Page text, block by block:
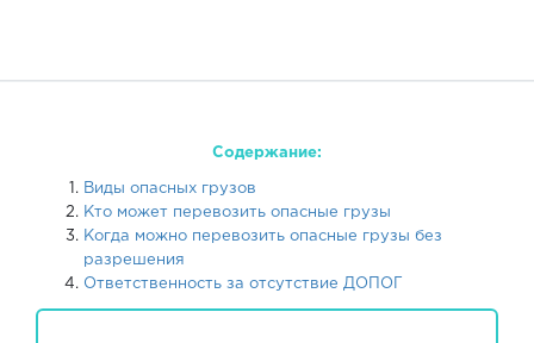
Содержание:
Виды опасных грузов
Кто может перевозить опасные грузы
Когда можно перевозить опасные грузы без
разрешения
Ответственность за отсутствие ДОПОГ